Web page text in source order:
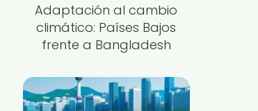
Adaptación al cambio
climático: Países Bajos
frente a Bangladesh